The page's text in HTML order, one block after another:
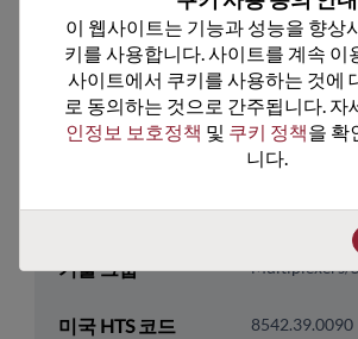
ROHS 준수 Yes
리드프리 Yes
패키지 유형 Tube
패키지 수량 48
Multiplexer
기술 그룹 Multiplexers/
미국 HTS 코드 8542.39.0090
이 웹사이트는 기능과 성능을 향상
키를 사용합니다. 사이트를 계속 이
사이트에서 쿠키를 사용하는 것에
로 동의하는 것으로 간주됩니다. 자
인정보 보호정책 및 쿠키 정책을 확
니다.